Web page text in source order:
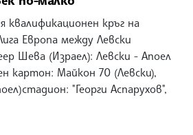
кръг на
Европа между Левски
Шева (Израел): Левски - Апоел
картон: Майкон 70 (Левски),
"Георги Аспарухов",